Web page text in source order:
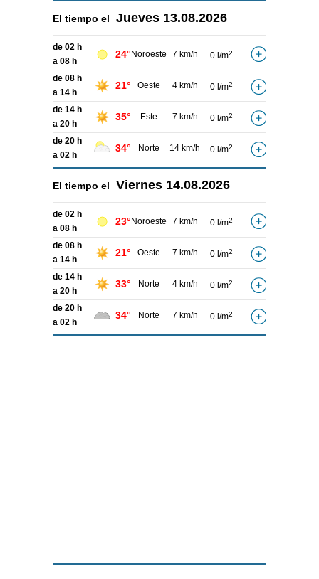
El tiempo el Jueves 13.08.2026
de 02 h
a 08 h
24° Noroeste 7 km/h 0 l/m2
de 08 h
a 14 h
21° Oeste 4 km/h 0 l/m2
de 14 h
a 20 h
35° Este 7 km/h 0 l/m2
de 20 h
a 02 h
34° Norte 14 km/h 0 l/m2
El tiempo el Viernes 14.08.2026
de 02 h
a 08 h
23° Noroeste 7 km/h 0 l/m2
de 08 h
a 14 h
21° Oeste 7 km/h 0 l/m2
de 14 h
a 20 h
33° Norte 4 km/h 0 l/m2
de 20 h
a 02 h
34° Norte 7 km/h 0 l/m2